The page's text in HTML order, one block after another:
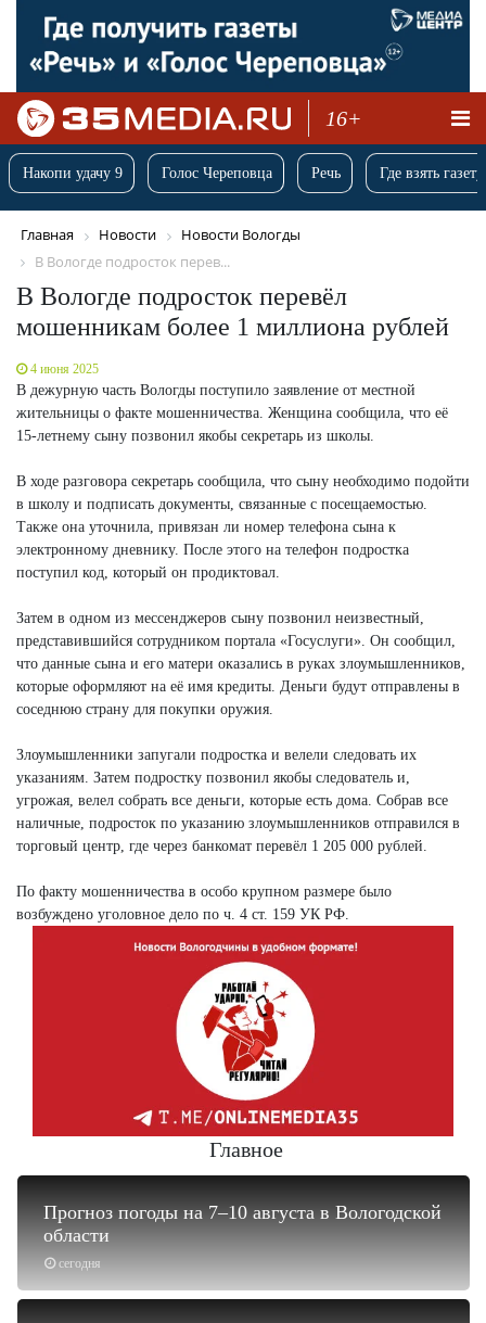
16+
Накопи удачу 9 Голос Череповца Речь Где взять
Главная Новости
Новости Вологды
В Вологде подросток перев...
В Вологде подросток перевёл
мошенникам более 1 миллиона рублей
4 июня 2025
В дежурную часть Вологды поступило заявление от местной
жительницы о факте мошенничества. Женщина сообщила, что её
15-летнему сыну позвонил якобы секретарь из школы.
В ходе разговора секретарь сообщила, что сыну необходимо подойти
в школу и подписать документы, связанные с посещаемостью.
Также она уточнила, привязан ли номер телефона сына к
электронному дневнику. После этого на телефон подростка
поступил код, который он продиктовал.
Затем в одном из мессенджеров сыну позвонил неизвестный,
представившийся сотрудником портала «Госуслуги». Он сообщил,
что данные сына и его матери оказались в руках злоумышленников,
которые оформляют на её имя кредиты. Деньги будут отправлены в
соседнюю страну для покупки оружия.
Злоумышленники запугали подростка и велели следовать их
указаниям. Затем подростку позвонил якобы следователь и,
угрожая, велел собрать все деньги, которые есть дома. Собрав все
наличные, подросток по указанию злоумышленников отправился в
торговый центр, где через банкомат перевёл 1 205 000 рублей.
По факту мошенничества в особо крупном размере было
возбуждено уголовное дело по ч. 4 ст. 159 УК РФ.
Главное
сегодня
Прогноз погоды на 7–10 августа в Вологодской
области